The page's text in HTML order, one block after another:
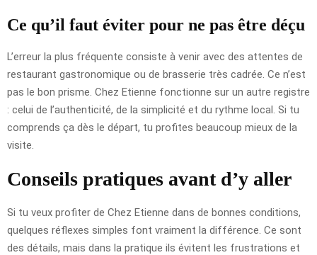
Ce qu’il faut éviter pour ne pas être déçu
L’erreur la plus fréquente consiste à venir avec des attentes de
restaurant gastronomique ou de brasserie très cadrée. Ce n’est
pas le bon prisme. Chez Etienne fonctionne sur un autre registre
: celui de l’authenticité, de la simplicité et du rythme local. Si tu
comprends ça dès le départ, tu profites beaucoup mieux de la
visite.
Conseils pratiques avant d’y aller
Si tu veux profiter de Chez Etienne dans de bonnes conditions,
quelques réflexes simples font vraiment la différence. Ce sont
des détails, mais dans la pratique ils évitent les frustrations et